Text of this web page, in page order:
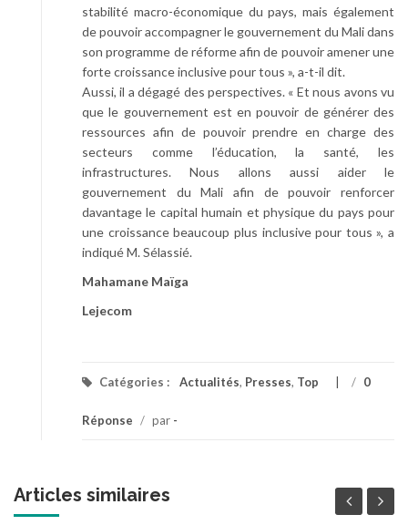
stabilité macro-économique du pays, mais également
de pouvoir accompagner le gouvernement du Mali dans
son programme de réforme afin de pouvoir amener une
forte croissance inclusive pour tous », a-t-il dit.
Aussi, il a dégagé des perspectives. « Et nous avons vu
que le gouvernement est en pouvoir de générer des
ressources afin de pouvoir prendre en charge des
secteurs comme l’éducation, la santé, les
infrastructures. Nous allons aussi aider le
gouvernement du Mali afin de pouvoir renforcer
davantage le capital humain et physique du pays pour
une croissance beaucoup plus inclusive pour tous », a
indiqué M. Sélassié.
Mahamane Maïga
Lejecom
Catégories : Actualités, Presses, Top / 0
Réponse / par -
Articles similaires